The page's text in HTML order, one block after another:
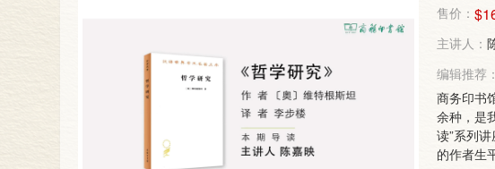
售价：
主讲人：
编辑推荐：
商务印书
余种，是
读”系列
的作者生